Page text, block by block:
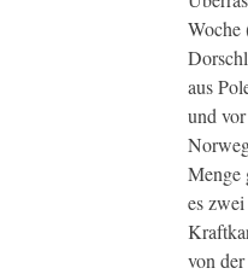
Woche
aus
und
Menge
es
von